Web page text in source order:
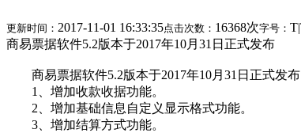
更新时间： 2017-11-01 16:33:35点击次数： 16368次字号： T|
商易票据软件5.2版本于2017年10月31日正式发布
商易票据软件5.2版本于2017年10月31日正式发布
1、增加收款收据功能。
2、增加基础信息自定义显示格式功能。
3、增加结算方式功能。